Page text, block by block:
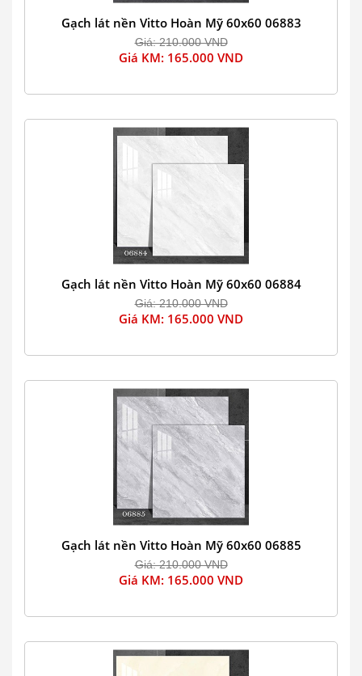
Gạch lát nền Vitto Hoàn Mỹ 60x60 06883
Giá: 210.000 VND
Giá KM: 165.000 VND
Gạch lát nền Vitto Hoàn Mỹ 60x60 06884
Giá: 210.000 VND
Giá KM: 165.000 VND
Gạch lát nền Vitto Hoàn Mỹ 60x60 06885
Giá: 210.000 VND
Giá KM: 165.000 VND